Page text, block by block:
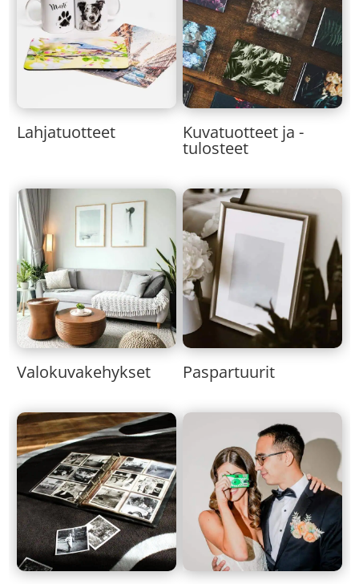
Lahjatuotteet Kuvatuotteet ja -
tulosteet
Valokuvakehykset Paspartuurit